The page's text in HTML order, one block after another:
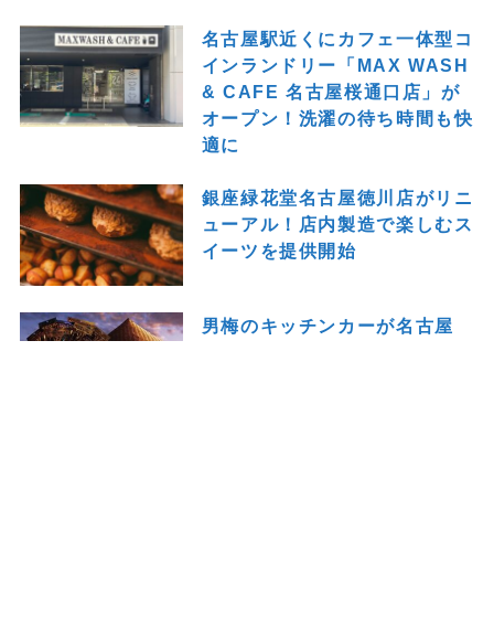
名古屋駅近くにカフェ一体型コ
インランドリー「MAX WASH
& CAFE 名古屋桜通口店」が
オープン！洗濯の待ち時間も快
適に
銀座緑花堂名古屋徳川店がリニ
ューアル！店内製造で楽しむス
イーツを提供開始
男梅のキッチンカーが名古屋